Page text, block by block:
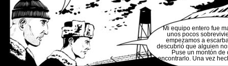
Mi equipo entero fue
unos pocos
empezamos a
descubrió que alguien
Puse un montón de
encontrarlo. Una vez